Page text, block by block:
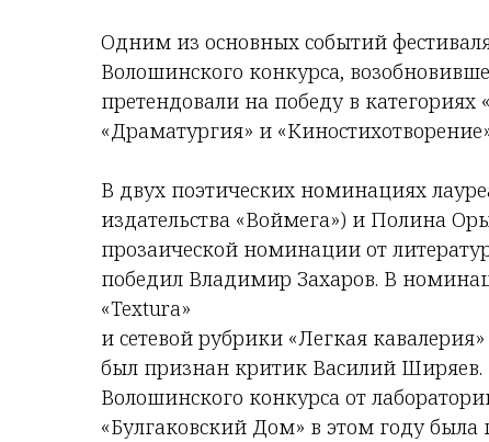
Одним из основных событий
Волошинского конкурса,
претендовали на победу в категориях
«Драматургия» и
В двух поэтических номинациях
издательства «Воймега») и Полина
прозаической номинации от
победил Владимир Захаров. В
«Textura»
и сетевой рубрики «Легкая
был признан критик Василий
Волошинского конкурса от
«Булгаковский Дом» в этом году